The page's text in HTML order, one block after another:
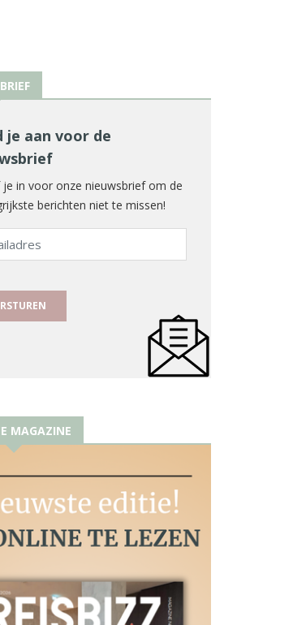
je aan voor de
je in voor onze nieuwsbrief om de
berichten niet te missen!
MAGAZINE